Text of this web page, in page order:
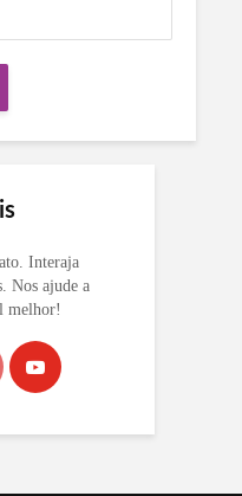
Interaja
Nos ajude a
melhor!